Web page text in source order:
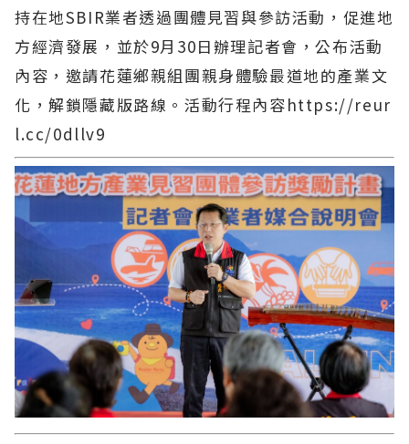
持在地SBIR業者透過團體見習與參訪活動，促進地
方經濟發展，並於9月30日辦理記者會，公布活動
內容，邀請花蓮鄉親組團親身體驗最道地的產業文
化，解鎖隱藏版路線。活動行程內容https://reur
l.cc/0dllv9